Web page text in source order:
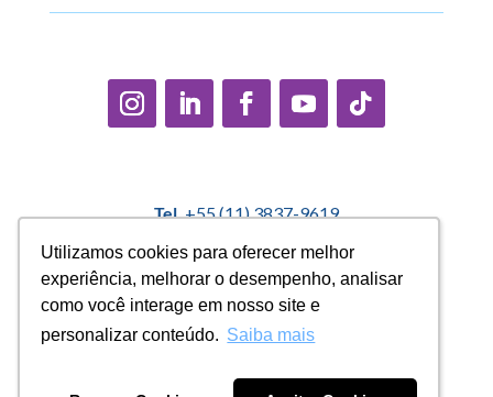
Utilizamos cookies para oferecer melhor
experiência, melhorar o desempenho, analisar
como você interage em nosso site e
personalizar conteúdo. Saiba mais
Utilizamos cookies para oferecer melhor
experiência, melhorar o desempenho, analisar
como você interage em nosso site e
personalizar conteúdo. Saiba mais
Tel.+55 (11) 3837-9619
Política Interna de Proteção de Dados |Encarregado de
Dados: Marcelo Correa |
denuncias@casadopequenocidadao.org.br